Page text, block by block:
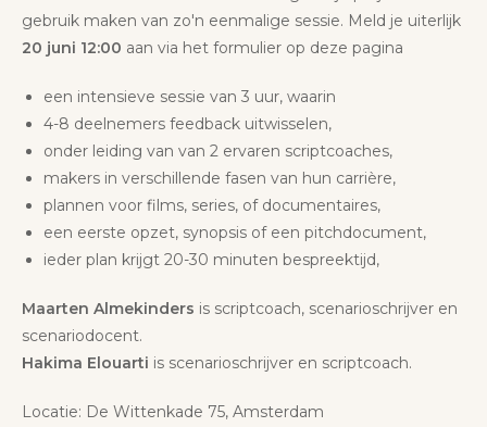
gebruik maken van zo'n eenmalige sessie. Meld je uiterlijk
20 juni 12:00 aan via het formulier op deze pagina
een intensieve sessie van 3 uur, waarin
4-8 deelnemers feedback uitwisselen,
onder leiding van van 2 ervaren scriptcoaches,
makers in verschillende fasen van hun carrière,
plannen voor films, series, of documentaires,
een eerste opzet, synopsis of een pitchdocument,
ieder plan krijgt 20-30 minuten bespreektijd,
Maarten Almekinders is scriptcoach, scenarioschrijver en
scenariodocent.
Hakima Elouarti is scenarioschrijver en scriptcoach.
Locatie: De Wittenkade 75, Amsterdam